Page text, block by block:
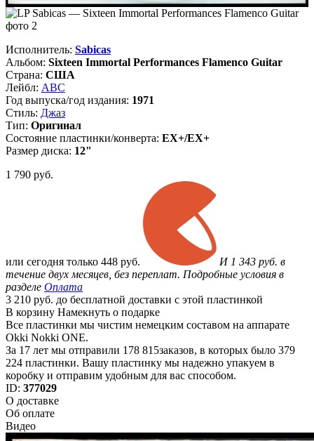
Исполнитель: Sabicas
Альбом: Sixteen Immortal Performances Flamenco Guitar
Страна: США
Лейбл: ABC
Год выпуска/год издания: 1971
Стиль: Джаз
Тип: Оригинал
Состояние пластинки/конверта: EX+/EX+
Размер диска: 12"
1 790 руб.
или сегодня только 448 руб.
И 1 343 руб. в
течение двух месяцев, без переплат. Подробные условия в
разделе Оплата
3 210 руб. до бесплатной доставки с этой пластинкой
В корзину Намекнуть о подарке
Все пластинки мы чистим немецким составом на аппарате
Okki Nokki ONE.
За 17 лет мы отправили 178 815заказов, в которых было 379
224 пластинки. Вашу пластинку мы надежно упакуем в
коробку и отправим удобным для вас способом.
ID: 377029
О доставке
Об оплате
Видео